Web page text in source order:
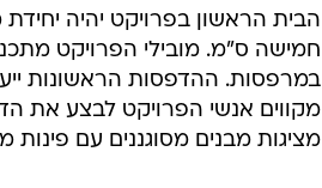
חמישה ס"מ. מובילי הפרויקט
במרפסות. ההדפסות הראשונות
מקווים אנשי הפרויקט לבצע את
מציגות מבנים מסוגננים עם פינות